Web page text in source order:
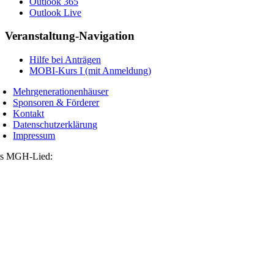
Outlook Live
Veranstaltung-Navigation
Hilfe bei Anträgen
MOBI-Kurs I (mit Anmeldung)
Mehrgenerationenhäuser
Sponsoren & Förderer
Kontakt
Datenschutzerklärung
Impressum
MGH-Lied: